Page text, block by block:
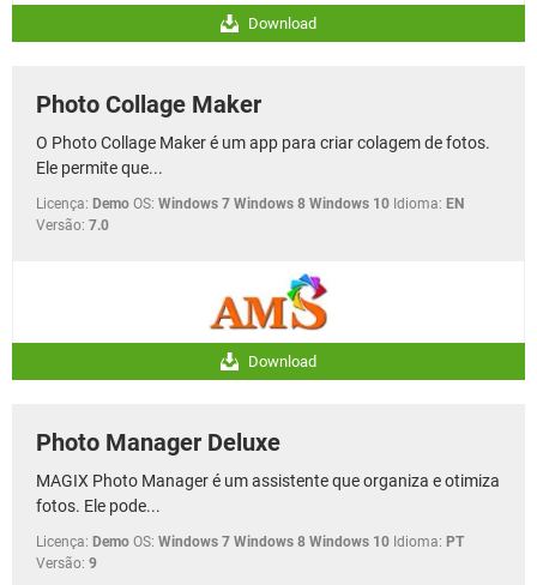
Download
Photo Collage Maker
O Photo Collage Maker é um app para criar colagem de fotos.
Ele permite que...
Licença: Demo OS: Windows 7 Windows 8 Windows 10 Idioma: EN
Versão: 7.0
Download
Photo Manager Deluxe
MAGIX Photo Manager é um assistente que organiza e otimiza
fotos. Ele pode...
Licença: Demo OS: Windows 7 Windows 8 Windows 10 Idioma: PT
Versão: 9